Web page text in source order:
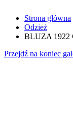
Strona główna
Odzież
BLUZA 1922
Przejdź na koniec